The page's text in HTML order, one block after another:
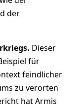
der
Dieser
für
feindlicher
zu verorten
hat Armis